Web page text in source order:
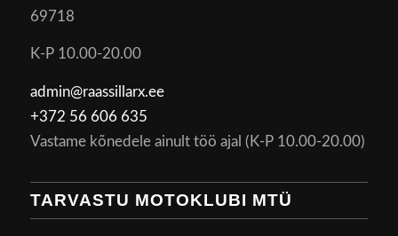
69718
K-P 10.00-20.00
admin@raassillarx.ee
+372 56 606 635
Vastame kõnedele ainult töö ajal (K-P 10.00-20.00)
TARVASTU MOTOKLUBI MTÜ